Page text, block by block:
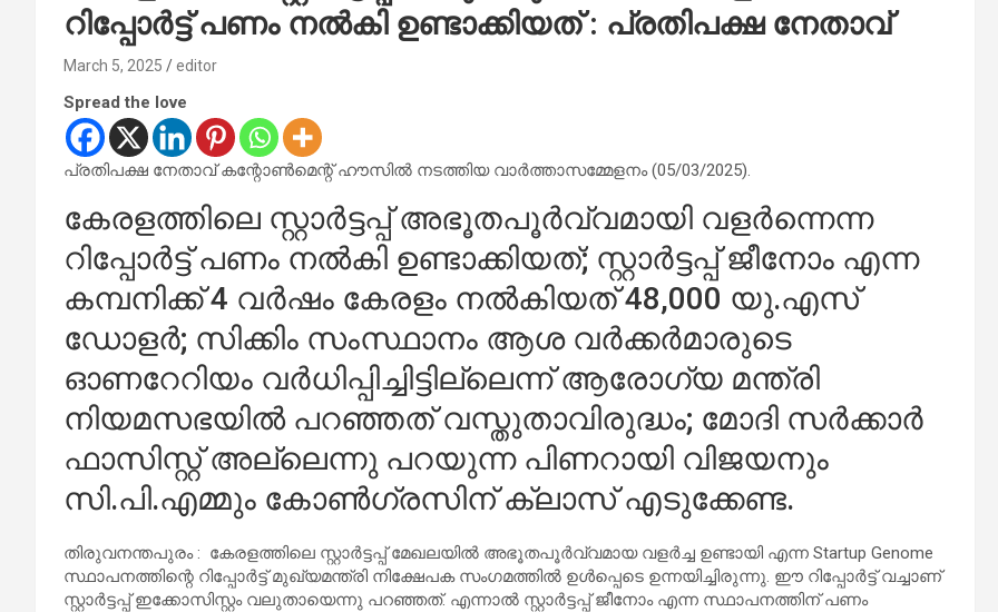
റിപ്പോര്‍ട്ട് പണം നല്‍കി ഉണ്ടാക്കിയത് : പ്രതിപക്ഷ നേതാവ്
March 5, 2025 editor
Spread the love
പ്രതിപക്ഷ നേതാവ് കന്റോണ്‍മെന്റ് ഹൗസില്‍ നടത്തിയ വാര്‍ത്താസമ്മേളനം (05/03/2025).
കേരളത്തിലെ സ്റ്റാര്‍ട്ടപ്പ് അഭൂതപൂര്‍വ്വമായി വളര്‍ന്നെന്ന
റിപ്പോര്‍ട്ട് പണം നല്‍കി ഉണ്ടാക്കിയത്; സ്റ്റാര്‍ട്ടപ്പ് ജീനോം എന്ന
കമ്പനിക്ക് 4 വര്‍ഷം കേരളം നല്‍കിയത് 48,000 യു.എസ്
ഡോളര്‍; സിക്കിം സംസ്ഥാനം ആശ വര്‍ക്കര്‍മാരുടെ
ഓണറേറിയം വര്‍ധിപ്പിച്ചിട്ടില്ലെന്ന് ആരോഗ്യ മന്ത്രി
നിയമസഭയില്‍ പറഞ്ഞത് വസ്തുതാവിരുദ്ധം; മോദി സര്‍ക്കാര്‍
ഫാസിസ്റ്റ് അല്ലെന്നു പറയുന്ന പിണറായി വിജയനും
സി.പി.എമ്മും കോണ്‍ഗ്രസിന് ക്ലാസ് എടുക്കേണ്ട.
തിരുവനന്തപുരം : കേരളത്തിലെ സ്റ്റാര്‍ട്ടപ്പ് മേഖലയില്‍ അഭൂതപൂര്‍വ്വമായ വളര്‍ച്ച ഉണ്ടായി എന്ന Startup Genome
സ്ഥാപനത്തിന്റെ റിപ്പോര്‍ട്ട് മുഖ്യമന്ത്രി നിക്ഷേപക സംഗമത്തില്‍ ഉള്‍പ്പെടെ ഉന്നയിച്ചിരുന്നു. ഈ റിപ്പോര്‍ട്ട് വച്ചാണ്
സ്റ്റാര്‍ട്ടപ്പ് ഇക്കോസിസ്റ്റം വലുതായെന്നു പറഞ്ഞത്. എന്നാല്‍ സ്റ്റാര്‍ട്ടപ്പ് ജീനോം എന്ന സ്ഥാപനത്തിന് പണം